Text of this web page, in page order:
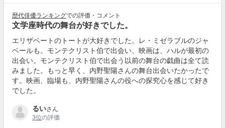
歴代俳優ランキングでの評価・コメント
文学座時代の舞台が好きでした。
エリザベートのトートが大好きでした。レ・ミゼラブルのジャ
ベールも。モンテクリスト伯で出会い、映画は、ハルが最初の
出会い。モンテクリスト伯で出会う以前の舞台の戯曲は全て読
みました。もっと早く、内野聖陽さんの舞台出会いたかったで
す。映画、臨場も、内野聖陽さんの役への探究心を感じて好き
でした。
るいさん
3位の評価